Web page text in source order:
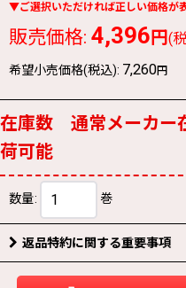
販売価格: 4,396円(
希望小売価格(税込): 7,260円
在庫数 通常メーカー
荷可能
数量: 巻
返品特約に関する重要事項